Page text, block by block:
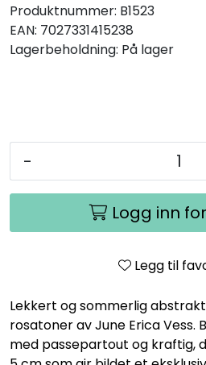
Produktnummer: B1523
EAN: 7027331415238
Lagerbeholdning: På lager
-
Logg inn
Legg til
Lekkert og sommerlig
rosatoner av June Erica Vess.
med passepartout og kraftig,